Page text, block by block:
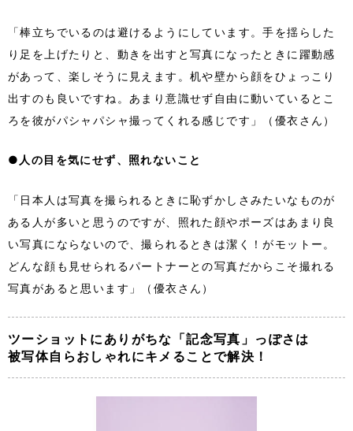
「棒立ちでいるのは避けるようにしています。手を揺らした
り足を上げたりと、動きを出すと写真になったときに躍動感
があって、楽しそうに見えます。机や壁から顔をひょっこり
出すのも良いですね。あまり意識せず自由に動いているとこ
ろを彼がパシャパシャ撮ってくれる感じです」（優衣さん）
● 人の目を気にせず、照れないこと
「日本人は写真を撮られるときに恥ずかしさみたいなものが
ある人が多いと思うのですが、照れた顔やポーズはあまり良
い写真にならないので、撮られるときは潔く！がモットー。
どんな顔も見せられるパートナーとの写真だからこそ撮れる
写真があると思います」（優衣さん）
ツーショットにありがちな「記念写真」っぽさは
被写体自らおしゃれにキメることで解決！